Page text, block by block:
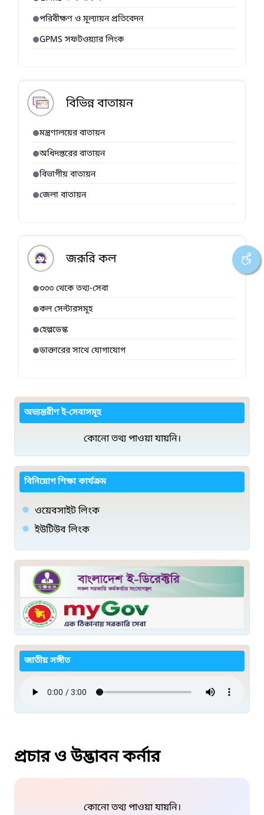
পরিবীক্ষণ ও মূল্যায়ন প্রতিবেদন
GPMS সফটওয়্যার লিংক
বিভিন্ন বাতায়ন
মন্ত্রণালয়ের বাতায়ন
অধিদপ্তরের বাতায়ন
বিভাগীয় বাতায়ন
জেলা বাতায়ন
জরূরি কল
৩৩৩ থেকে তথ্য-সেবা
কল সেন্টারসমূহ
হেল্পডেস্ক
ডাক্তারের সাথে যোগাযোগ
অভ্যন্তরীণ ই-সেবাসমূহ
কোনো তথ্য পাওয়া যায়নি।
বিনিয়োগ শিক্ষা কার্যক্রম
ওয়েবসাইট লিংক
ইউটিউব লিংক
জাতীয় সঙ্গীত
প্রচার ও উদ্ভাবন কর্নার
কোনো তথ্য পাওয়া যায়নি।